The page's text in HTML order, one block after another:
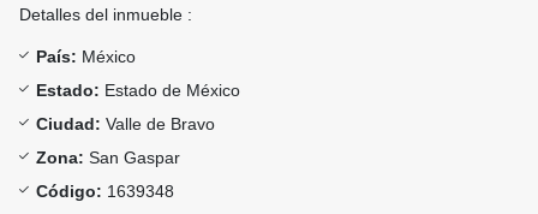
Detalles del inmueble :
País: México
Estado: Estado de México
Ciudad: Valle de Bravo
Zona: San Gaspar
Código: 1639348